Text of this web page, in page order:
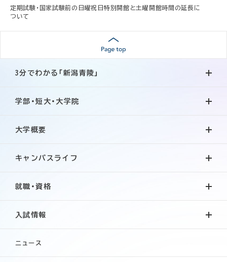
定期試験・国家試験前の日曜祝日特別開館と土曜開館時間の延長に
ついて
3分でわかる「新潟青陵」
学部・短大・大学院
大学概要
キャンパスライフ
就職・資格
入試情報
ニュース